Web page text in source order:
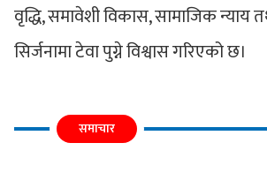
वृद्धि, समावेशी विकास, सामाजिक न्याय
सिर्जनामा टेवा पुग्ने विश्वास गरिएको छ।
समाचार